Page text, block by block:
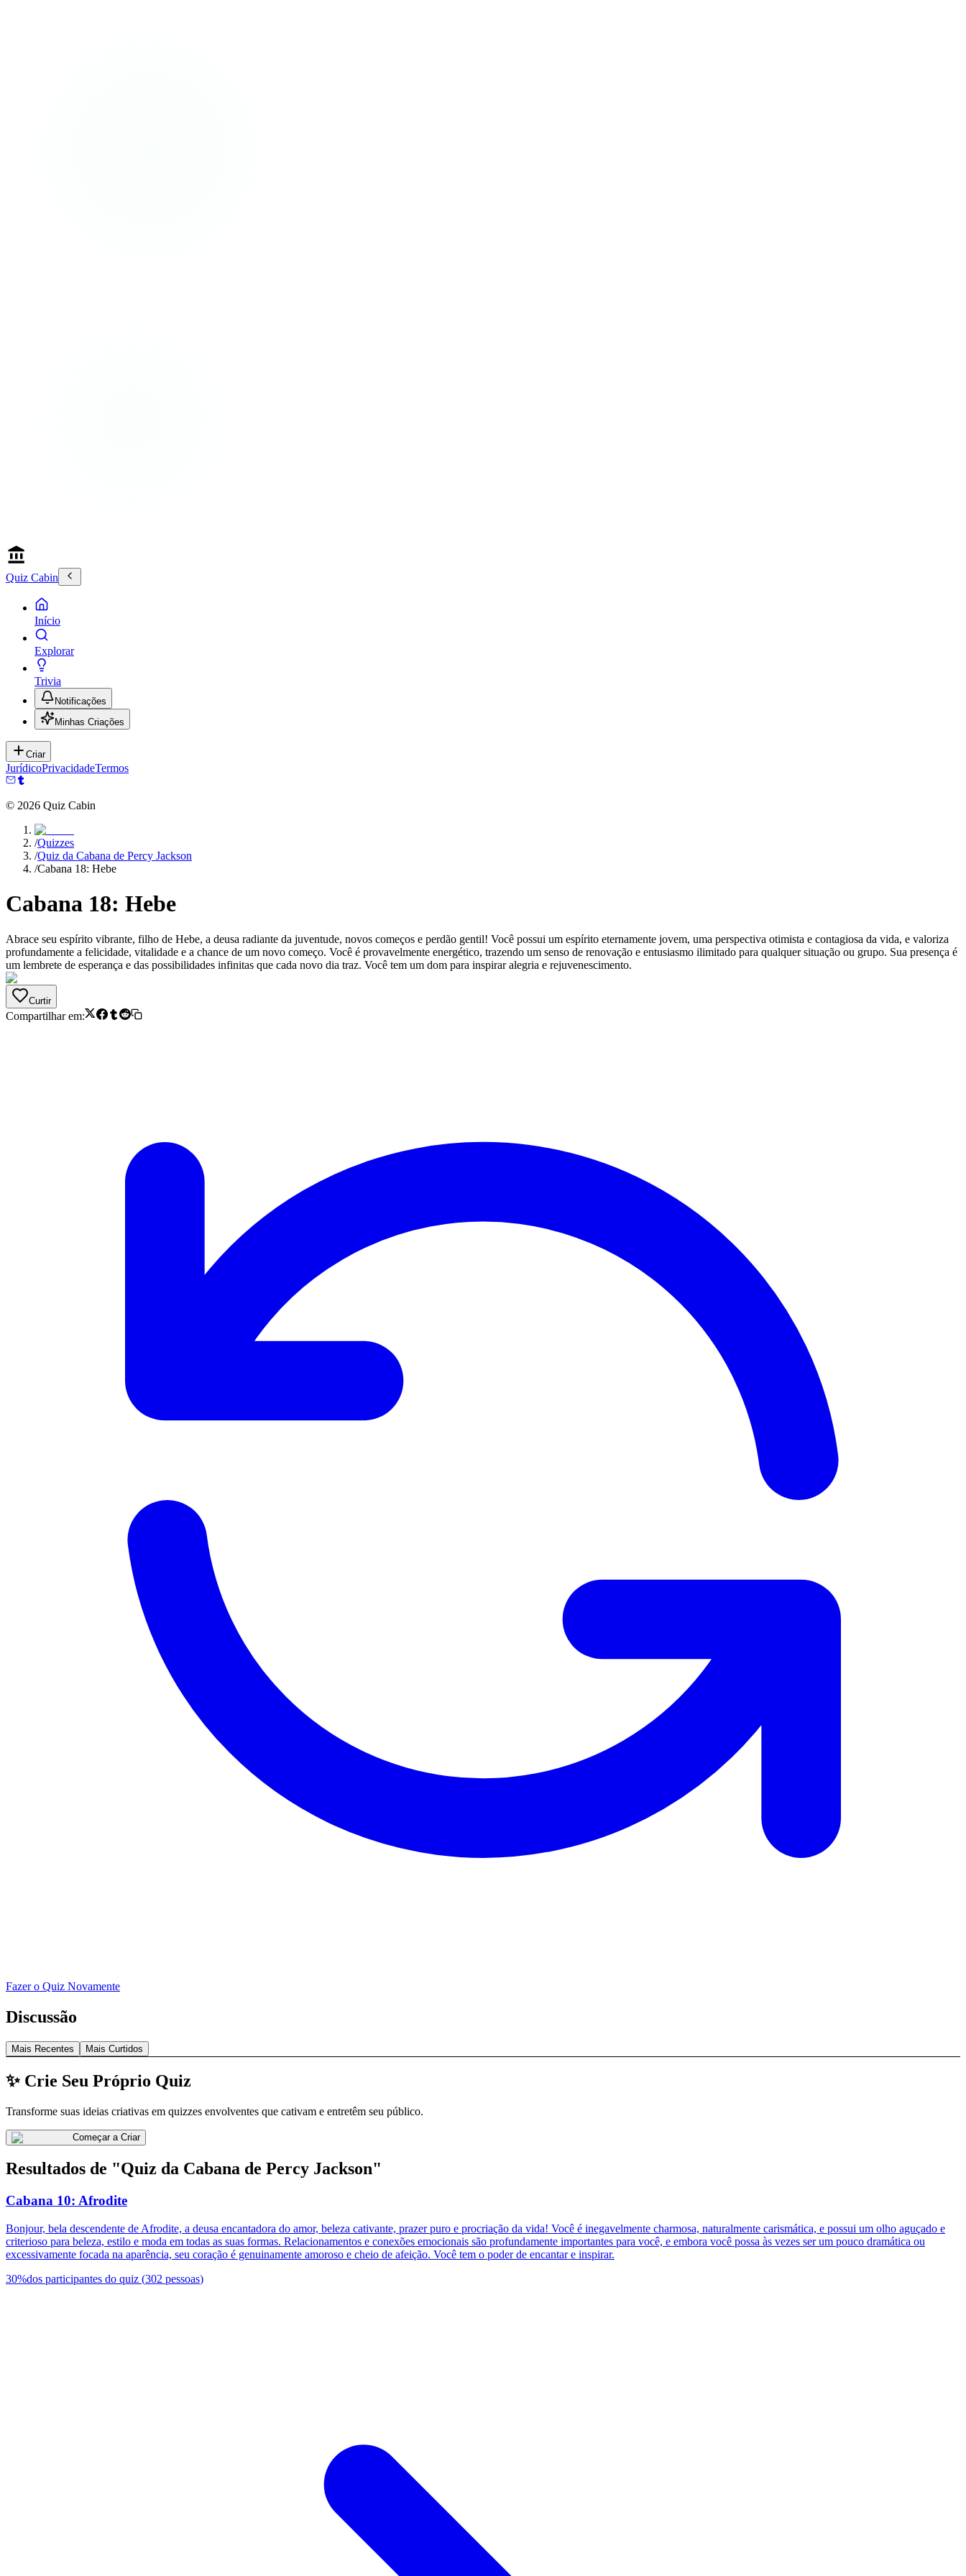
Quiz Cabin
Início
Explorar
Trivia
Notificações
Minhas Criações
Criar
JurídicoPrivacidadeTermos
© 2026 Quiz Cabin
/Quizzes
/Quiz da Cabana de Percy Jackson
/Cabana 18: Hebe
Cabana 18: Hebe
Abrace seu espírito vibrante, filho de Hebe, a deusa radiante da juventude, novos começos e perdão gentil! Você possui um espírito eternamente jovem, uma perspectiva otimista e contagiosa da vida, e valoriza
profundamente a felicidade, vitalidade e a chance de um novo começo. Você é provavelmente energético, trazendo um senso de renovação e entusiasmo ilimitado para qualquer situação ou grupo. Sua presença é
um lembrete de esperança e das possibilidades infinitas que cada novo dia traz. Você tem um dom para inspirar alegria e rejuvenescimento.
Curtir
Compartilhar em:
Fazer o Quiz Novamente
Discussão
Mais Recentes Mais Curtidos
✨ Crie Seu Próprio Quiz
Transforme suas ideias criativas em quizzes envolventes que cativam e entretêm seu público.
Começar a Criar
Resultados de "Quiz da Cabana de Percy Jackson"
Cabana 10: Afrodite
Bonjour, bela descendente de Afrodite, a deusa encantadora do amor, beleza cativante, prazer puro e procriação da vida! Você é inegavelmente charmosa, naturalmente carismática, e possui um olho aguçado e
criterioso para beleza, estilo e moda em todas as suas formas. Relacionamentos e conexões emocionais são profundamente importantes para você, e embora você possa às vezes ser um pouco dramática ou
excessivamente focada na aparência, seu coração é genuinamente amoroso e cheio de afeição. Você tem o poder de encantar e inspirar.
30%dos participantes do quiz (302 pessoas)